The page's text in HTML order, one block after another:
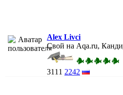
Alex Livci
Свой на Aqa.ru,
3111 2242